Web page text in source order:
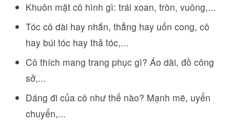
Khuôn mặt cô hình gì: trái xoan, tròn, vuông,...
Tóc cô dài hay nhắn, thẳng hay uốn cong, cô
hay búi tóc hay thả tóc,...
Cô thích mang trang phục gì? Áo dài, đồ công
sở,...
Dáng đi của cô như thế nào? Mạnh mẽ, uyển
chuyển,...